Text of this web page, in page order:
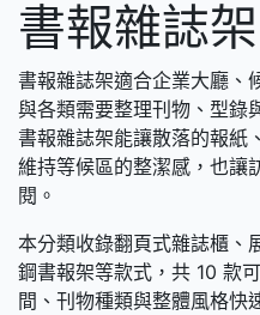
書報雜誌架
書報雜誌架適合企業大廳、
與各類需要整理刊物、型錄
書報雜誌架能讓散落的報紙
維持等候區的整潔感，也讓
閱。
本分類收錄翻頁式雜誌櫃、
鋼書報架等款式，共 10 款
間、刊物種類與整體風格快